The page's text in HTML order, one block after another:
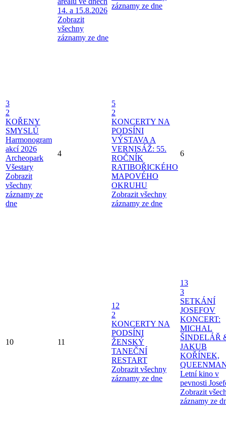
14. a 15.8.2026
Zobrazit
všechny
záznamy ze dne
záznamy ze dne
3
2
KOŘENY
SMYSLŮ
Harmonogram
akcí 2026
Archeopark
Všestary
Zobrazit
všechny
záznamy ze
dne
4
5
2
KONCERTY NA
PODSÍNI
VÝSTAVA A
VERNISÁŽ: 55.
ROČNÍK
RATIBOŘICKÉHO
MAPOVÉHO
OKRUHU
Zobrazit všechny
záznamy ze dne
6
10 11
12
2
KONCERTY NA
PODSÍNI
ŽENSKÝ
TANEČNÍ
RESTART
Zobrazit všechny
záznamy ze dne
13
3
SETKÁNÍ
JOSEFOV
KONCERT:
MICHAL
ŠINDELÁŘ
JAKUB
KOŘÍNEK,
Letní kino v
pevnosti
Zobrazit
záznamy ze